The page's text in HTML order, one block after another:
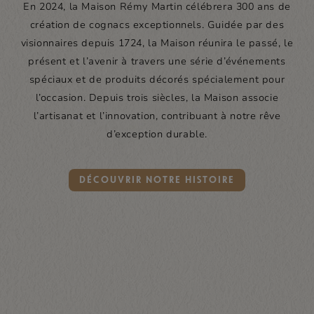
En 2024, la Maison Rémy Martin célébrera 300 ans de
création de cognacs exceptionnels. Guidée par des
visionnaires depuis 1724, la Maison réunira le passé, le
présent et l’avenir à travers une série d’événements
spéciaux et de produits décorés spécialement pour
l’occasion. Depuis trois siècles, la Maison associe
l’artisanat et l’innovation, contribuant à notre rêve
d’exception durable.
DÉCOUVRIR NOTRE HISTOIRE